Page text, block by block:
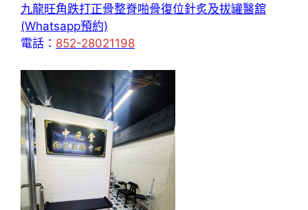
九龍旺角跌打正骨整脊啪骨復位針炙及拔罐醫舘
(Whatsapp預約)
電話： 852-28021198